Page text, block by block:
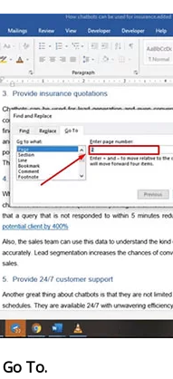
Go To.